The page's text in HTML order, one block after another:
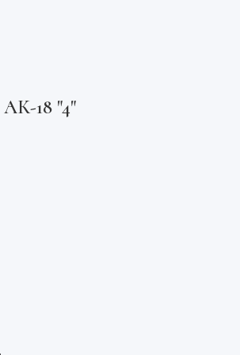
АК-18 "4"